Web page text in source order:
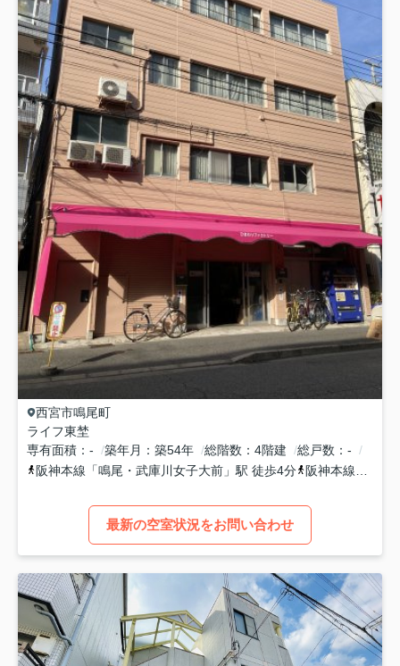
西宮市鳴尾町
ライフ東埜
専有面積
- 築年月 築54年 総階数 4階建 総戸数
-
阪神本線 「鳴尾・武庫川女子大前 」駅 徒歩4分 阪神本線
最新の空室状況をお問い合わせ